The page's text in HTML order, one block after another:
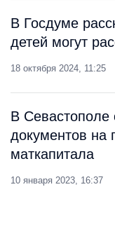
В Госдуме
детей могут
18 октября 2024, 11:25
В Севастополе
документов на
маткапитала
10 января 2023, 16:37